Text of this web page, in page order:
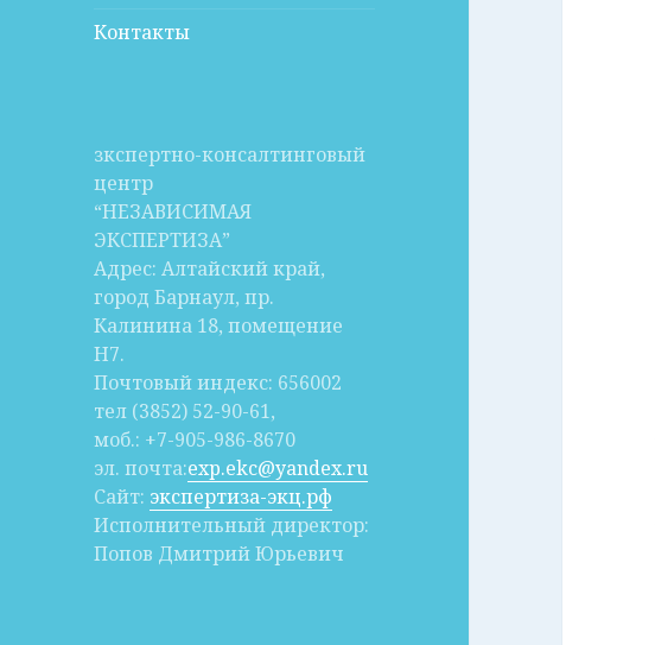
Контакты
зкспертно-консалтинговый
центр
“НЕЗАВИСИМАЯ
ЭКСПЕРТИЗА”
Адрес: Алтайский край,
город Барнаул, пр.
Калинина 18, помещение
Н7.
Почтовый индекс: 656002
тел (3852) 52-90-61,
моб.: +7-905-986-8670
эл. почта:exp.ekc@yandex.ru
Сайт: экспертиза-экц.рф
Исполнительный директор:
Попов Дмитрий Юрьевич